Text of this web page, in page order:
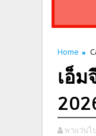
Home
เอ็
พาแว่นไ